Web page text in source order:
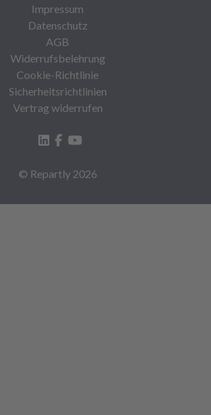
Impressum
Datenschutz
AGB
Widerrufsbelehrung
Cookie-Richtlinie
Sicherheitsrichtlinien
Vertrag widerrufen
© Repartly 2026